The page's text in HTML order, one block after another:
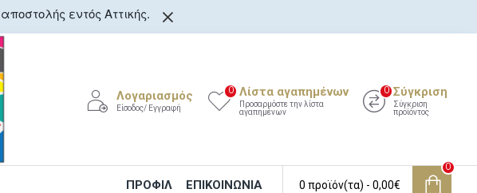
εντός Αττικής.
Λογαριασμός
Είσοδος/ Εγγραφή
Λίστα αγαπημένων
Προσαρμόστε την λίστα
αγαπημένων
0 Σύγκριση
Σύγκριση
προϊόντος
0
ΠΡΟΦΙΛ ΕΠΙΚΟΙΝΩΝΊΑ 0 προϊόν(τα) - 0,00€
0